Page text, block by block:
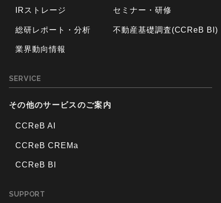
IRストレージ
総研レポート・分析
業界動向情報
セミナー・研修
不動産基礎調査(CCReB BI)
SERVICE
その他のサービスのご案内
CCReB AI
CCReB CREMa
CCReB BI
SUPPORT